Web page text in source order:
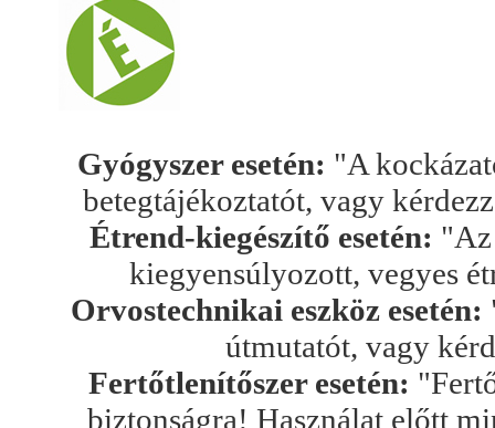
Gyógyszer esetén: "A
betegtájékoztatót, vagy
Étrend-kiegészítő esetén: "Az
kiegyensúlyozott, vegyes
Orvostechnikai eszköz esetén:
útmutatót, vagy
Fertőtlenítőszer esetén:
biztonságra! Használat előtt